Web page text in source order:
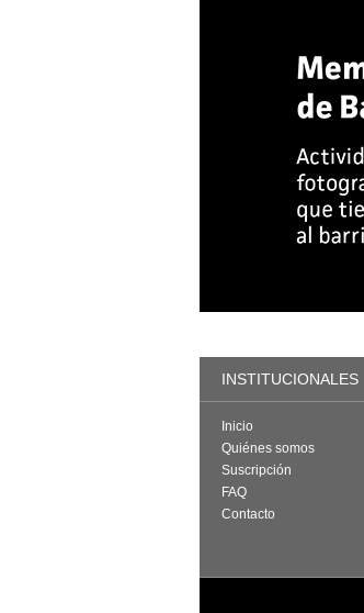
INSTITUCIONALES
Inicio
Quiénes somos
Suscripción
FAQ
Contacto